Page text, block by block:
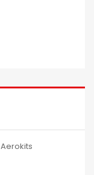
Aerokits